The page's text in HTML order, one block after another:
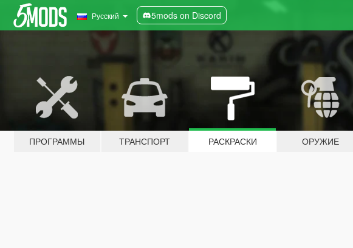
Русский 5mods on Discord
ПРОГРАММЫ ТРАНСПОРТ РАСКРАСКИ ОРУЖИЕ